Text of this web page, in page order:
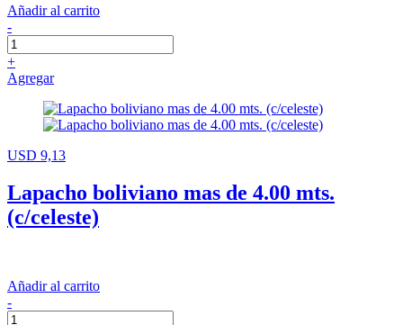
Añadir al carrito
-
+
Agregar
USD 9,13
Lapacho boliviano mas de 4.00 mts.
(c/celeste)
Añadir al carrito
-